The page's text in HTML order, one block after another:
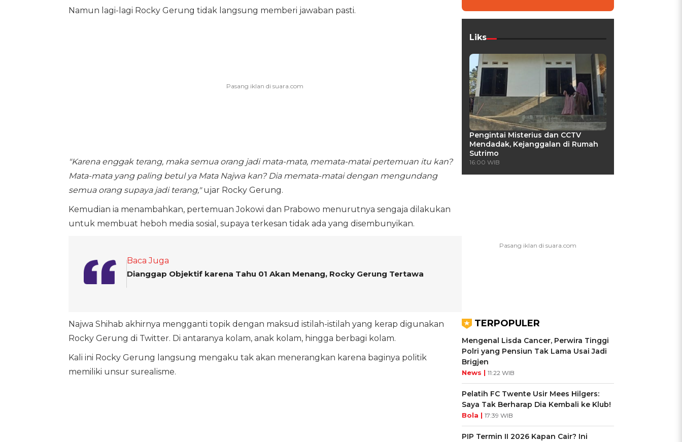
Namun lagi-lagi Rocky Gerung tidak langsung memberi jawaban pasti.
"Karena enggak terang, maka semua orang jadi mata-mata, memata-matai pertemuan itu kan?
Mata-mata yang paling betul ya Mata Najwa kan? Dia memata-matai dengan mengundang
semua orang supaya jadi terang,"ujar Rocky Gerung.
Kemudian ia menambahkan, pertemuan Jokowi dan Prabowo menurutnya sengaja dilakukan
untuk membuat heboh media sosial, supaya terkesan tidak ada yang disembunyikan.
Baca Juga
Dianggap Objektif karena Tahu 01 Akan Menang, Rocky Gerung Tertawa
Najwa Shihab akhirnya mengganti topik dengan maksud istilah-istilah yang kerap digunakan
Rocky Gerung di Twitter. Di antaranya kolam, anak kolam, hingga berbagi kolam.
Kali ini Rocky Gerung langsung mengaku tak akan menerangkan karena baginya politik
memiliki unsur surealisme.
Liks
Pengintai Misterius dan CCTV
Mendadak, Kejanggalan di Rumah
Sutrimo
16:00 WIB
TERPOPULER
Mengenal Lisda Cancer, Perwira Tinggi
Polri yang Pensiun Tak Lama Usai Jadi
Brigjen
News | 11:22 WIB
Pelatih FC Twente Usir Mees Hilgers:
Saya Tak Berharap Dia Kembali ke Klub!
Bola | 17:39 WIB
PIP Termin II 2026 Kapan Cair? Ini